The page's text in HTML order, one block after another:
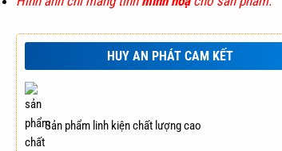
HUY AN PHÁT CAM KẾT
Sản phẩm linh kiện chất lượng cao